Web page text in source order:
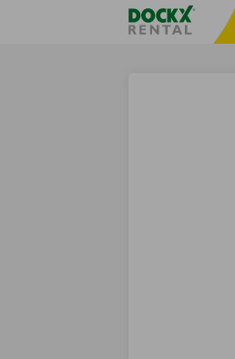
Taalselectie overslaanFratello DEMO